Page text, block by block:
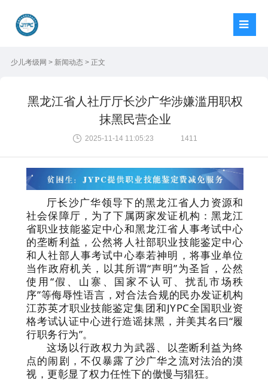
少儿考级网 > 新闻动态 > 正文
黑龙江省人社厅厅长沙广华涉嫌滥用职权
抹黑民营企业
2025-11-14 11:05:23 1411
厅长沙广华领导下的黑龙江省人力资源和
社会保障厅，为了下属两家发证机构：黑龙江
省职业技能鉴定中心和黑龙江省人事考试中心
的垄断利益，公然将人社部职业技能鉴定中心
和人社部人事考试中心奉若神明，将事业单位
当作政府机关，以其所谓“声明”为圣旨，公然
使用“假、山寨、国家不认可、扰乱市场秩
序”等侮辱性语言，对合法合规的民办发证机构
江苏英才职业技能鉴定集团和JYPC全国职业资
格考试认证中心进行造谣抹黑，并美其名曰“履
行职务行为”。
这场以行政权力为武器、以垄断利益为终
点的闹剧，不仅暴露了沙广华之流对法治的漠
视，更彰显了权力任性下的傲慢与猖狂。